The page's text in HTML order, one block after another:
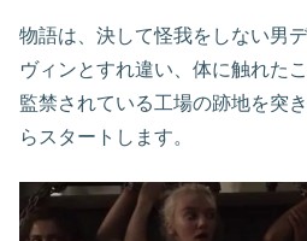
物語は、決して怪我をしない男
ヴィンとすれ違い、体に触れた
監禁されている工場の跡地を突
らスタートします。